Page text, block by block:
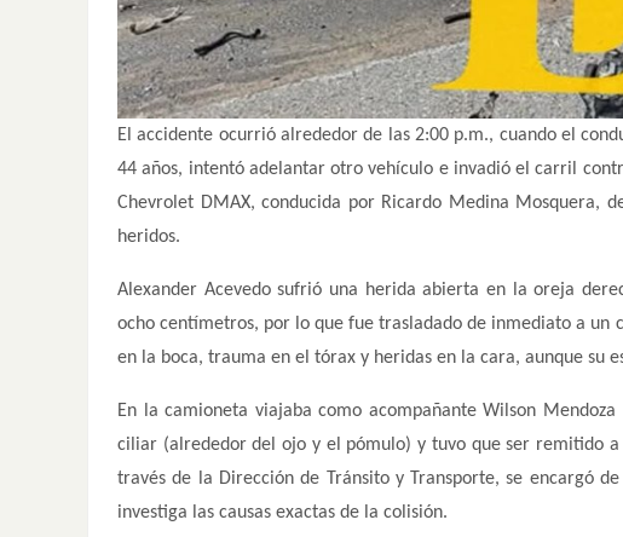
El accidente ocurrió alrededor de las 2:00 p.m., cuando el
44 años, intentó adelantar otro vehículo e invadió el carril
Chevrolet DMAX, conducida por Ricardo Medina Mosquera,
heridos.
Alexander Acevedo sufrió una herida abierta en la oreja
ocho centímetros, por lo que fue trasladado de inmediato a un
en la boca, trauma en el tórax y heridas en la cara, aunque su
En la camioneta viajaba como acompañante Wilson
ciliar (alrededor del ojo y el pómulo) y tuvo que ser remitido
través de la Dirección de Tránsito y Transporte, se encargó
investiga las causas exactas de la colisión.